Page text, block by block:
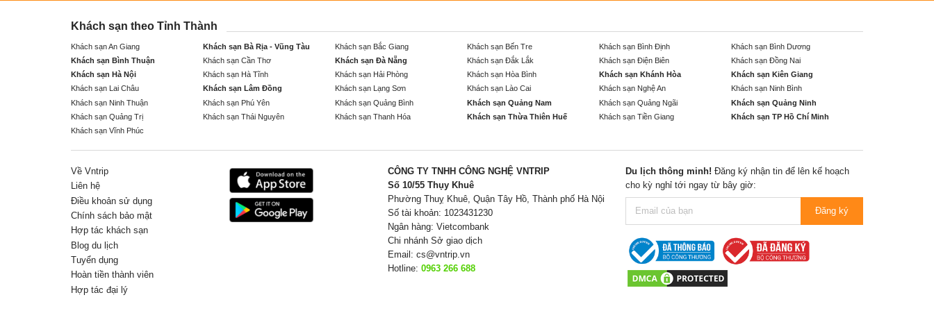
Khách sạn theo Tỉnh Thành
Khách sạn An Giang Khách sạn Bà Rịa - Vũng Tàu Khách sạn Bắc Giang Khách sạn Bến Tre Khách sạn Bình Định
Khách sạn Bình Dương
Khách sạn Bình Thuận
Khách sạn Cần Thơ Khách sạn Đà Nẵng Khách sạn Đắk Lắk Khách sạn Điện Biên
Khách sạn Đồng Nai
Khách sạn Hà Nội
Khách sạn Hà Tĩnh Khách sạn Hải Phòng Khách sạn Hòa Bình Khách sạn Khánh Hòa
Khách sạn Kiên Giang
Khách sạn Lai Châu
Khách sạn Lâm Đồng Khách sạn Lạng Sơn Khách sạn Lào Cai Khách sạn Nghệ An
Khách sạn Ninh Bình
Khách sạn Ninh Thuận
Khách sạn Phú Yên Khách sạn Quảng Bình Khách sạn Quảng Nam Khách sạn Quảng Ngãi
Khách sạn Quảng Ninh
Khách sạn Quảng Trị
Khách sạn Thái Nguyên Khách sạn Thanh Hóa Khách sạn Thừa Thiên Huế Khách sạn Tiền Giang
Khách sạn TP Hồ Chí Minh
Khách sạn Vĩnh Phúc
Về Vntrip
Liên hệ
Điều khoản sử dụng
Chính sách bảo mật
Hợp tác khách sạn
Blog du lịch
Tuyển dụng
Hoàn tiền thành viên
Hợp tác đại lý
CÔNG TY TNHH CÔNG NGHỆ VNTRIP
Số 10/55 Thụy Khuê
Phường Thuỵ Khuê, Quận Tây Hồ, Thành phố Hà Nội
Số tài khoản: 1023431230
Ngân hàng: Vietcombank
Chi nhánh Sở giao dịch
Email: cs@vntrip.vn
Hotline: 0963 266 688
Du lịch thông minh! Đăng ký nhận tin để lên kế hoạch
cho kỳ nghỉ tới ngay từ bây giờ:
Đăng ký